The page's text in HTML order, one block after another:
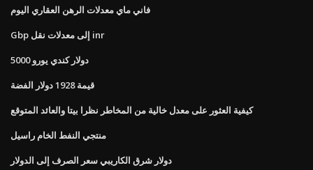
فاني ماي معدلات الرهن العقاري اليوم
Gbp إلى معدلات نقل inr
5000 دولار كندي يورو
قيمة 1928 دولار الفضة
كيفية العثور على معدل خالية من المخاطر نظرا بيتا والعائد المتوقع
منتجي النفط الخام راسيل
دولار شرق الكاريبي سعر الصرف إلى الدولار